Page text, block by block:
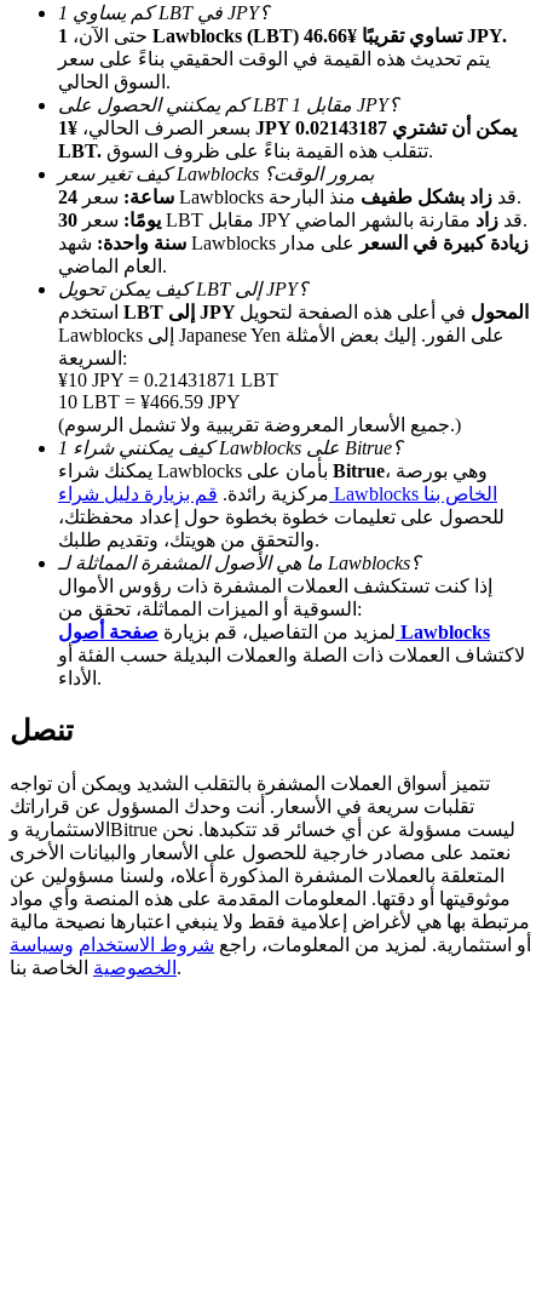
الإحالة
قم بدعوة صديق لتحصل على مكافآت نقدية
BTC Welcome Rewards
BTC Welcome Rewards
Deposit & Trade BTC to Share 25000 USDT prize pool!
Share 500000 CASHCAT prize pool
Exclusive for BitMart Users
Register & Trade to Win 500,000 USDT
كم يساوي 1 LBT في JPY؟
حتى الآن،
1 Lawblocks (LBT) تساوي تقريبًا ¥46.66 JPY.
يتم تحديث هذه القيمة في الوقت الحقيقي بناءً على سعر
السوق الحالي.
كم يمكنني الحصول على LBT مقابل 1 JPY؟
بسعر الصرف الحالي،
¥1 JPY يمكن أن تشتري 0.02143187
LBT.
تتقلب هذه القيمة بناءً على ظروف السوق.
كيف تغير سعر Lawblocks بمرور الوقت؟
24 ساعة:
سعر Lawblocks قد زاد بشكل طفيف
منذ البارحة.
30 يومًا:
سعر LBT مقابل JPY قد زاد
مقارنة بالشهر الماضي.
سنة واحدة: شهد Lawblocks زيادة كبيرة في السعر
على مدار
العام الماضي.
كيف يمكن تحويل LBT إلى JPY؟
LBT إلى JPY المحول في أعلى هذه الصفحة لتحويل
Lawblocks إلى Japanese Yen على الفور. إليك بعض الأمثلة
السريعة:
¥10 JPY = 0.21431871 LBT
10 LBT = ¥466.59 JPY
(جميع الأسعار المعروضة تقريبية ولا تشمل الرسوم.)
كيف يمكنني شراء 1 Lawblocks على Bitrue؟
Bitrue، وهي بورصة
مركزية رائدة.
قم بزيارة دليل شراء Lawblocks الخاص بنا
للحصول على تعليمات خطوة بخطوة حول إعداد محفظتك،
والتحقق من هويتك، وتقديم طلبك.
ما هي الأصول المشفرة المماثلة لـ Lawblocks؟
إذا كنت تستكشف العملات المشفرة ذات رؤوس الأموال
السوقية أو الميزات المماثلة، تحقق من:
لمزيد من التفاصيل، قم بزيارة صفحة أصول Lawblocks
لاكتشاف العملات ذات الصلة والعملات البديلة حسب الفئة أو
الأداء.
تنصل
تتميز أسواق العملات المشفرة بالتقلب الشديد ويمكن أن تواجه
تقلبات سريعة في الأسعار. أنت وحدك المسؤول عن قراراتك
الاستثمارية وBitrue ليست مسؤولة عن أي خسائر قد تتكبدها. نحن
نعتمد على مصادر خارجية للحصول على الأسعار والبيانات الأخرى
المتعلقة بالعملات المشفرة المذكورة أعلاه، ولسنا مسؤولين عن
موثوقيتها أو دقتها. المعلومات المقدمة على هذه المنصة وأي مواد
مرتبطة بها هي لأغراض إعلامية فقط ولا ينبغي اعتبارها نصيحة مالية
أو استثمارية. لمزيد من المعلومات، راجع شروط الاستخدام وسياسة
الخصوصية الخاصة بنا.